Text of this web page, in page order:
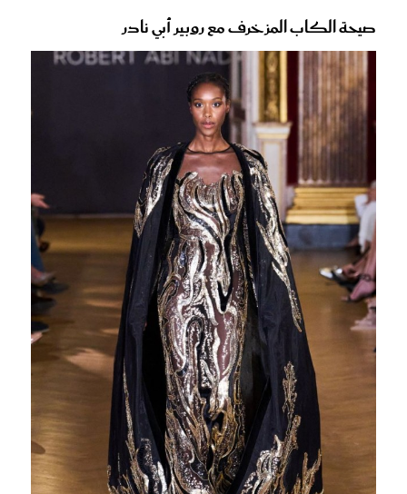
صيحة الكاب المزخرف مع روبير أبي نادر